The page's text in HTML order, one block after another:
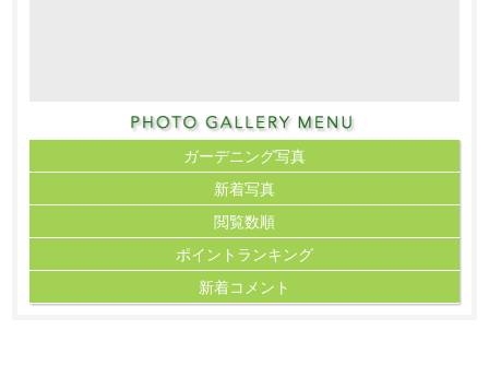
ガーデニング写真
新着写真
閲覧数順
ポイント ランキング
新着コメント